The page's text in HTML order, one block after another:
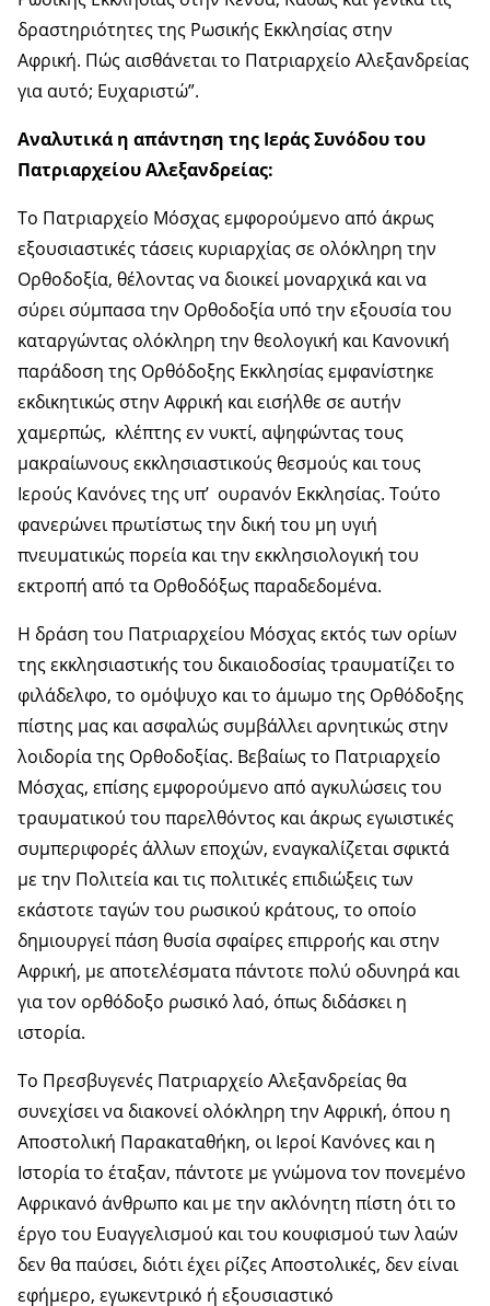
δραστηριότητες της Ρωσικής Εκκλησίας στην
Αφρική. Πώς αισθάνεται το Πατριαρχείο Αλεξανδρείας
για αυτό; Ευχαριστώ”.
Αναλυτικά η απάντηση της Ιεράς Συνόδου του
Πατριαρχείου Αλεξανδρείας:
Το Πατριαρχείο Μόσχας εμφορούμενο από άκρως
εξουσιαστικές τάσεις κυριαρχίας σε ολόκληρη την
Ορθοδοξία, θέλοντας να διοικεί μοναρχικά και να
σύρει σύμπασα την Ορθοδοξία υπό την εξουσία του
καταργώντας ολόκληρη την θεολογική και Κανονική
παράδοση της Ορθόδοξης Εκκλησίας εμφανίστηκε
εκδικητικώς στην Αφρική και εισήλθε σε αυτήν
χαμερπώς, κλέπτης εν νυκτί, αψηφώντας τους
μακραίωνους εκκλησιαστικούς θεσμούς και τους
Ιερούς Κανόνες της υπ’ ουρανόν Εκκλησίας. Τούτο
φανερώνει πρωτίστως την δική του μη υγιή
πνευματικώς πορεία και την εκκλησιολογική του
εκτροπή από τα Ορθοδόξως παραδεδομένα.
Η δράση του Πατριαρχείου Μόσχας εκτός των ορίων
της εκκλησιαστικής του δικαιοδοσίας τραυματίζει το
φιλάδελφο, το ομόψυχο και το άμωμο της Ορθόδοξης
πίστης μας και ασφαλώς συμβάλλει αρνητικώς στην
λοιδορία της Ορθοδοξίας. Βεβαίως το Πατριαρχείο
Μόσχας, επίσης εμφορούμενο από αγκυλώσεις του
τραυματικού του παρελθόντος και άκρως εγωιστικές
συμπεριφορές άλλων εποχών, εναγκαλίζεται σφικτά
με την Πολιτεία και τις πολιτικές επιδιώξεις των
εκάστοτε ταγών του ρωσικού κράτους, το οποίο
δημιουργεί πάση θυσία σφαίρες επιρροής και στην
Αφρική, με αποτελέσματα πάντοτε πολύ οδυνηρά και
για τον ορθόδοξο ρωσικό λαό, όπως διδάσκει η
ιστορία.
Το Πρεσβυγενές Πατριαρχείο Αλεξανδρείας θα
συνεχίσει να διακονεί ολόκληρη την Αφρική, όπου η
Αποστολική Παρακαταθήκη, οι Ιεροί Κανόνες και η
Ιστορία το έταξαν, πάντοτε με γνώμονα τον πονεμένο
Αφρικανό άνθρωπο και με την ακλόνητη πίστη ότι το
έργο του Ευαγγελισμού και του κουφισμού των λαών
δεν θα παύσει, διότι έχει ρίζες Αποστολικές, δεν είναι
εφήμερο, εγωκεντρικό ή εξουσιαστικό